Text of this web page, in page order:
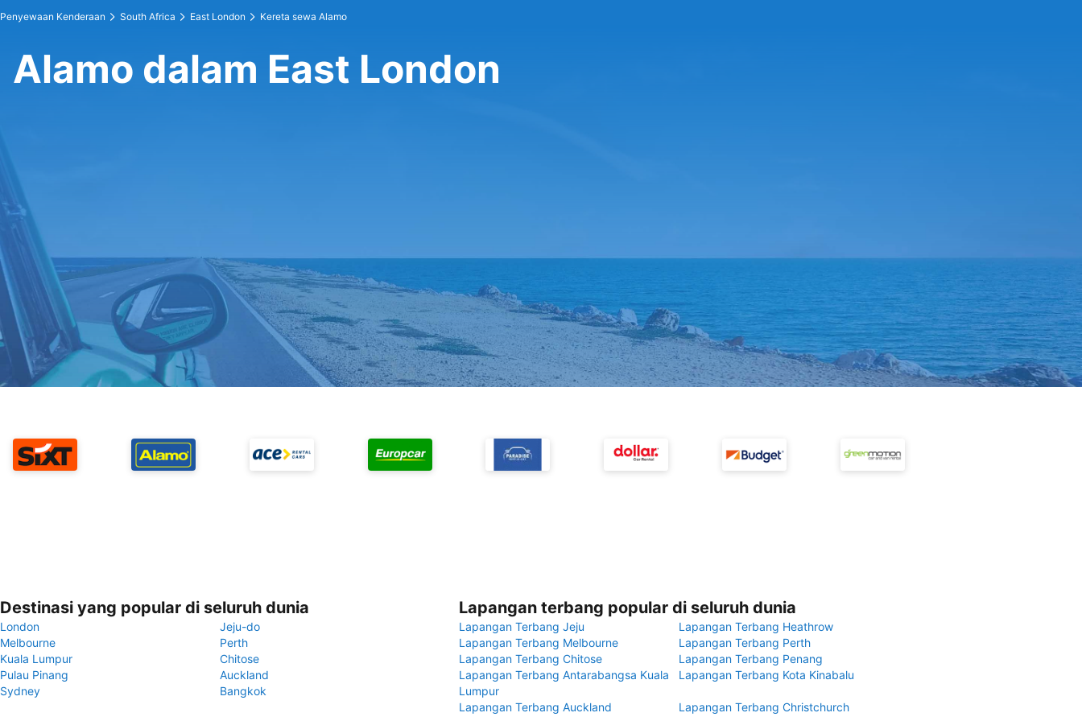
Penyewaan Kenderaan South Africa East London Kereta sewa Alamo
Alamo dalam East London
Destinasi yang popular di seluruh dunia
London
Jeju-do
Melbourne
Perth
Kuala Lumpur
Chitose
Pulau Pinang
Auckland
Sydney
Bangkok
Lapangan terbang popular di seluruh dunia
Lapangan Terbang Jeju
Lapangan Terbang Heathrow
Lapangan Terbang Melbourne
Lapangan Terbang Perth
Lapangan Terbang Chitose
Lapangan Terbang Penang
Lapangan Terbang Antarabangsa Kuala
Lumpur
Lapangan Terbang Kota Kinabalu
Lapangan Terbang Auckland Lapangan Terbang Christchurch